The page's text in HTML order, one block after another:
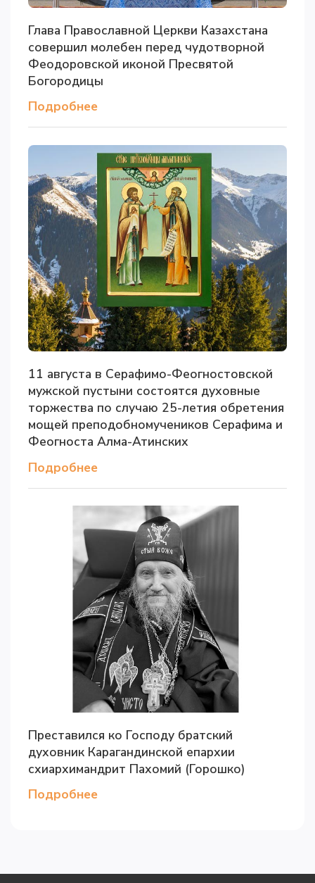
Глава Православной Церкви Казахстана
совершил молебен перед чудотворной
Феодоровской иконой Пресвятой
Богородицы
Подробнее
11 августа в Серафимо-Феогностовской
мужской пустыни состоятся духовные
торжества по случаю 25-летия обретения
мощей преподобномучеников Серафима и
Феогноста Алма-Атинских
Подробнее
Преставился ко Господу братский
духовник Карагандинской епархии
схиархимандрит Пахомий (Горошко)
Подробнее